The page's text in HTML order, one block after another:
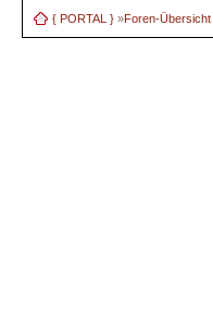
{ PORTAL } »Foren-Übersicht